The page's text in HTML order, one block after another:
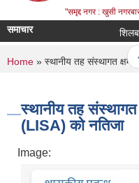
"समृद्द नगर : खुसी
समाचार
«
You are here
Home » स्थानीय तह संस्थागत
स्थानीय तह संस्थागत
(LISA) को नतिजा
Image: